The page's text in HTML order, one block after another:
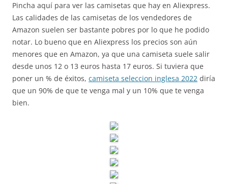
Pincha aquí para ver las camisetas que hay en Aliexpress.
Las calidades de las camisetas de los vendedores de
Amazon suelen ser bastante pobres por lo que he podido
notar. Lo bueno que en Aliexpress los precios son aún
menores que en Amazon, ya que una camiseta suele salir
desde unos 12 o 13 euros hasta 17 euros. Si tuviera que
poner un % de éxitos, camiseta seleccion inglesa 2022 diría
que un 90% de que te venga mal y un 10% que te venga
bien.